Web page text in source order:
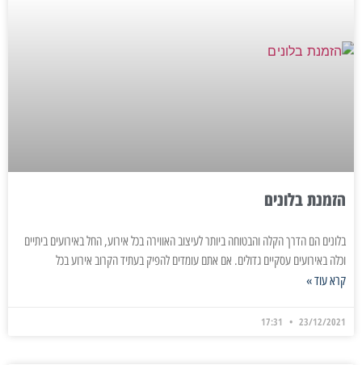
הזמנת בלונים
בלונים הם הדרך הקלה והבטוחה ביותר לעיצוב האווירה בכל אירוע, החל באירועים ביתיים
וכלה באירועים עסקיים גדולים. אם אתם עומדים להפיק בעתיד הקרוב אירוע בכל
קרא עוד »
23/12/2021